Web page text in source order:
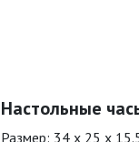
Настольные
Размер: 34 x 25 x